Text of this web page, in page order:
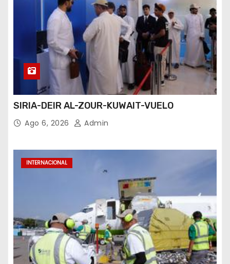
SIRIA-DEIR AL-ZOUR-KUWAIT-VUELO
Ago 6, 2026 Admin
INTERNACIONAL